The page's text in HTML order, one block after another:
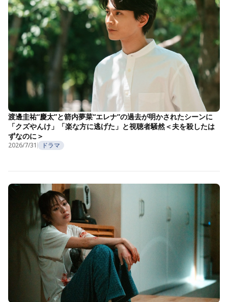
渡邊圭祐“慶太”と箭内夢菜“エレナ”の過去が明かされたシーンに
「クズやんけ」「楽な方に逃げた」と視聴者騒然＜夫を殺したは
ずなのに＞
2026/7/31 ドラマ